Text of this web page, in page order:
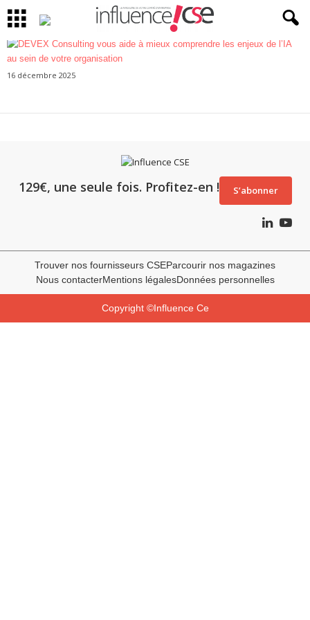
16 décembre 2025
129€, une seule fois. Profitez-en ! S’abonner
Trouver nos fournisseurs CSEParcourir nos magazines
Nous contacterMentions légalesDonnées personnelles
Copyright ©Influence Ce